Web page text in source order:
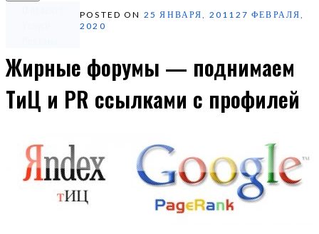
POSTED ON 25 ЯНВАРЯ, 2011 27 ФЕВРАЛЯ,
2020
Жирные форумы — поднимаем
ТиЦ и PR ссылками с профилей